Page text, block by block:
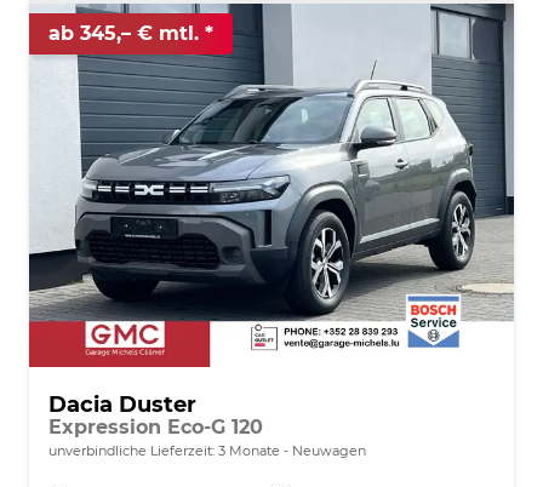
ab 345,– € mtl.
Dacia Duster
Expression Eco-G 120
unverbindliche Lieferzeit: 3 Monate Neuwagen